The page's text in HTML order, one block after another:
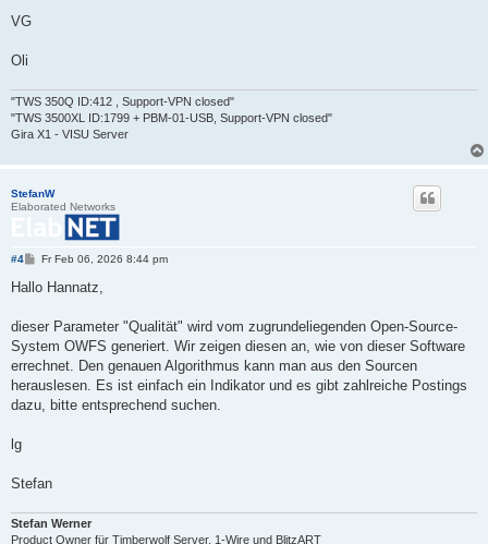
VG
Oli
"TWS 350Q ID:412 , Support-VPN closed"
"TWS 3500XL ID:1799 + PBM-01-USB, Support-VPN closed"
Gira X1 - VISU Server
StefanW
Elaborated Networks
#4
B
i
a
Fr Feb 06, 2026 8:44 pm
Hallo Hannatz,
dieser Parameter "Qualität" wird vom zugrundeliegenden Open-Source-
System OWFS generiert. Wir zeigen diesen an, wie von dieser Software
errechnet. Den genauen Algorithmus kann man aus den Sourcen
herauslesen. Es ist einfach ein Indikator und es gibt zahlreiche Postings
dazu, bitte entsprechend suchen.
lg
Stefan
Stefan Werner
Product Owner für Timberwolf Server, 1-Wire und BlitzART